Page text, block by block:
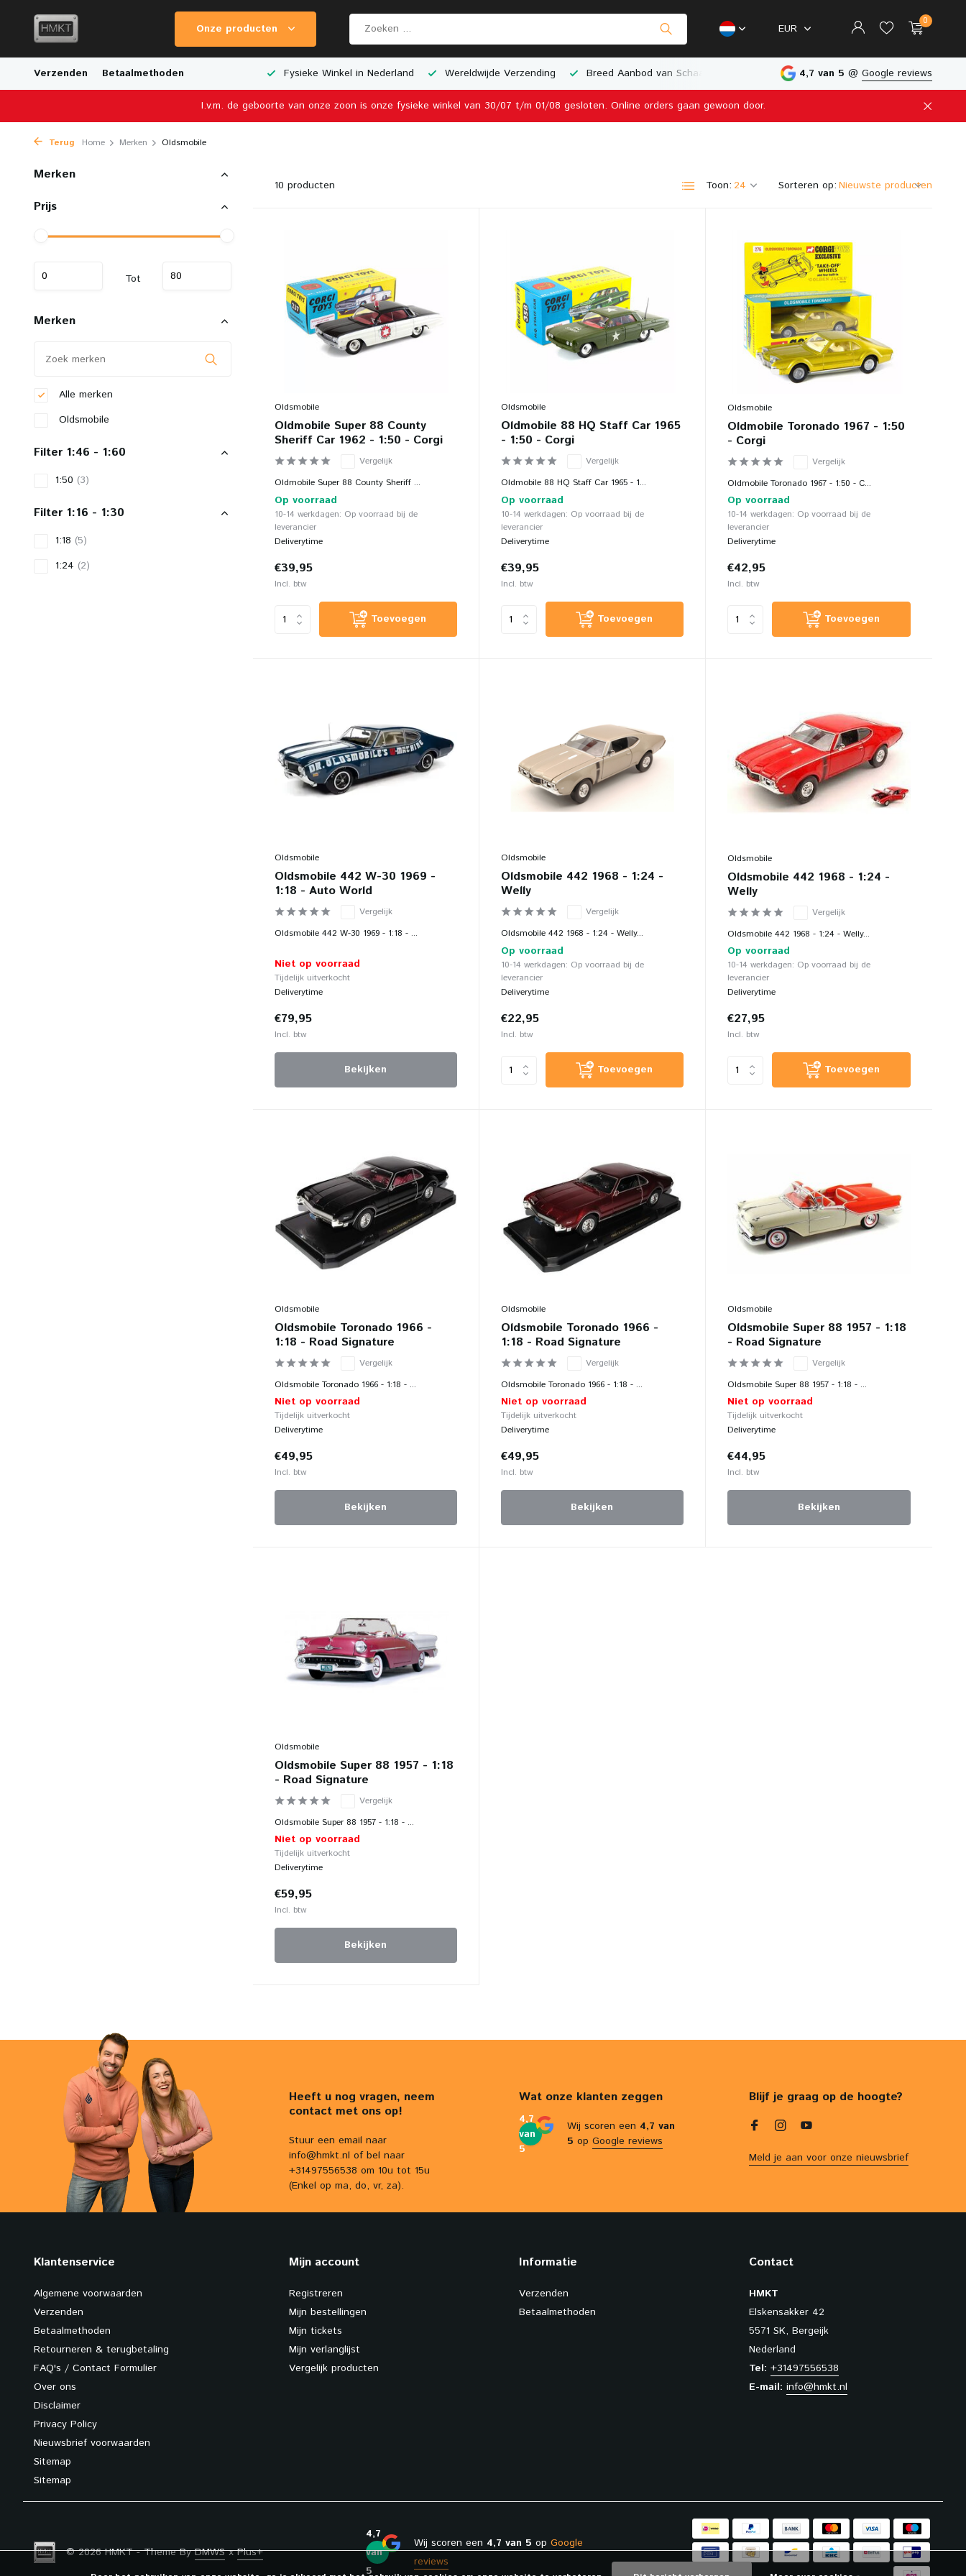
Onze producten EUR
Account aanmaken
0
Verzenden Betaalmethoden
Verzending Breed Aanbod van Schaalmodellen Fysieke Winkel in Nederland Wereldwijde Verzending Breed Aanbod van Schaalmodellen Fysieke Winkel in Nederland
4,7 van 5 @ Google reviews
I.v.m. de geboorte van onze zoon is onze fysieke winkel van 30/07 t/m 01/08 gesloten. Online orders gaan gewoon door.
Terug Home Merken Oldsmobile
Merken
Prijs
Tot
Merken
Alle merken
Oldsmobile
Filter 1:46 - 1:60
1:50 (3)
Filter 1:16 - 1:30
1:18 (5)
1:24 (2)
10 producten Toon: Sorteren op:
Oldsmobile
Oldmobile Super 88 County
Sheriff Car 1962 - 1:50 - Corgi
Vergelijk
Oldmobile Super 88 County Sheriff ...
Op voorraad
10-14 werkdagen: Op voorraad bij de
leverancier
Deliverytime
€39,95
Incl. btw
Toevoegen
Oldsmobile
Oldmobile 88 HQ Staff Car 1965
- 1:50 - Corgi
Vergelijk
Oldmobile 88 HQ Staff Car 1965 - 1...
Op voorraad
10-14 werkdagen: Op voorraad bij de
leverancier
Deliverytime
€39,95
Incl. btw
Toevoegen
Oldsmobile
Oldmobile Toronado 1967 - 1:50
- Corgi
Vergelijk
Oldmobile Toronado 1967 - 1:50 - C...
Op voorraad
10-14 werkdagen: Op voorraad bij de
leverancier
Deliverytime
€42,95
Incl. btw
Toevoegen
Oldsmobile
Oldsmobile 442 W-30 1969 -
1:18 - Auto World
Vergelijk
Oldsmobile 442 W-30 1969 - 1:18 - ...
Niet op voorraad
Tijdelijk uitverkocht
Deliverytime
€79,95
Incl. btw
Bekijken
Oldsmobile
Oldsmobile 442 1968 - 1:24 -
Welly
Vergelijk
Oldsmobile 442 1968 - 1:24 - Welly...
Op voorraad
10-14 werkdagen: Op voorraad bij de
leverancier
Deliverytime
€22,95
Incl. btw
Toevoegen
Oldsmobile
Oldsmobile 442 1968 - 1:24 -
Welly
Vergelijk
Oldsmobile 442 1968 - 1:24 - Welly...
Op voorraad
10-14 werkdagen: Op voorraad bij de
leverancier
Deliverytime
€27,95
Incl. btw
Toevoegen
Oldsmobile
Oldsmobile Toronado 1966 -
1:18 - Road Signature
Vergelijk
Oldsmobile Toronado 1966 - 1:18 - ...
Niet op voorraad
Tijdelijk uitverkocht
Deliverytime
€49,95
Incl. btw
Bekijken
Oldsmobile
Oldsmobile Toronado 1966 -
1:18 - Road Signature
Vergelijk
Oldsmobile Toronado 1966 - 1:18 - ...
Niet op voorraad
Tijdelijk uitverkocht
Deliverytime
€49,95
Incl. btw
Bekijken
Oldsmobile
Oldsmobile Super 88 1957 - 1:18
- Road Signature
Vergelijk
Oldsmobile Super 88 1957 - 1:18 - ...
Niet op voorraad
Tijdelijk uitverkocht
Deliverytime
€44,95
Incl. btw
Bekijken
Oldsmobile
Oldsmobile Super 88 1957 - 1:18
- Road Signature
Vergelijk
Oldsmobile Super 88 1957 - 1:18 - ...
Niet op voorraad
Tijdelijk uitverkocht
Deliverytime
€59,95
Incl. btw
Bekijken
Heeft u nog vragen, neem
contact met ons op!
Stuur een email naar
info@hmkt.nl of bel naar
+31497556538 om 10u tot 15u
(Enkel op ma, do, vr, za).
Wat onze klanten zeggen
4,7
van
5
Wij scoren een 4,7 van
5 op Google reviews
Blijf je graag op de hoogte?
Meld je aan voor onze nieuwsbrief
Klantenservice
Algemene voorwaarden
Verzenden
Betaalmethoden
Retourneren & terugbetaling
FAQ's / Contact Formulier
Over ons
Disclaimer
Privacy Policy
Nieuwsbrief voorwaarden
Sitemap
Sitemap
Mijn account
Registreren
Mijn bestellingen
Mijn tickets
Mijn verlanglijst
Vergelijk producten
Informatie
Verzenden
Betaalmethoden
Contact
HMKT
Elskensakker 42
5571 SK, Bergeijk
Nederland
Tel: +31497556538
E-mail: info@hmkt.nl
© 2026 HMKT - Theme ByDMWSxPlus+
4,7
van
5
Wij scoren een 4,7 van 5 op Google
reviews